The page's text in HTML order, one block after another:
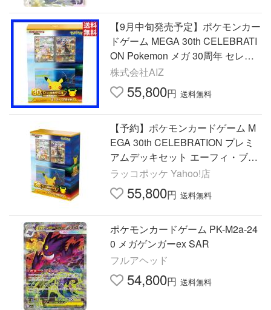
【9月中旬発売予定】ポケモンカー
ドゲーム MEGA 30th CELEBRATI
ON Pokemon メガ 30周年 セレブ
レーション プレミアムデッキセッ
ト エーフィ ブラッキー
株式会社AIZ
55,800円 送料無料
【予約】ポケモンカードゲーム M
EGA 30th CELEBRATION プレミ
アムデッキセット エーフィ・ブラ
ッキー 未開封BOX
ラッコポッケ Yahoo!店
55,800円 送料無料
ポケモンカードゲーム PK-M2a-24
0 メガゲンガーex SAR
フルアヘッド
54,800円 送料無料